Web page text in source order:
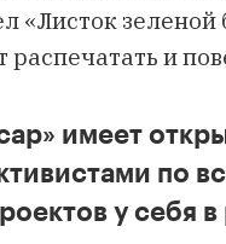
«Листок зеленой
и
имеет
по
у себя